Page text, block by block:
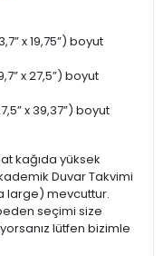
x 19,75”) boyut
x 27,5”) boyut
x 39,37”) boyut
kağıda yüksek
Duvar Takvimi
large) mevcuttur.
seçimi size
lütfen bizimle